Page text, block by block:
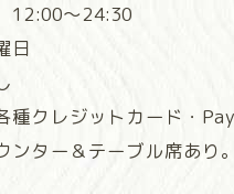
12:00〜24:30
日
種クレジットカード・
ンター＆テーブル席あり。